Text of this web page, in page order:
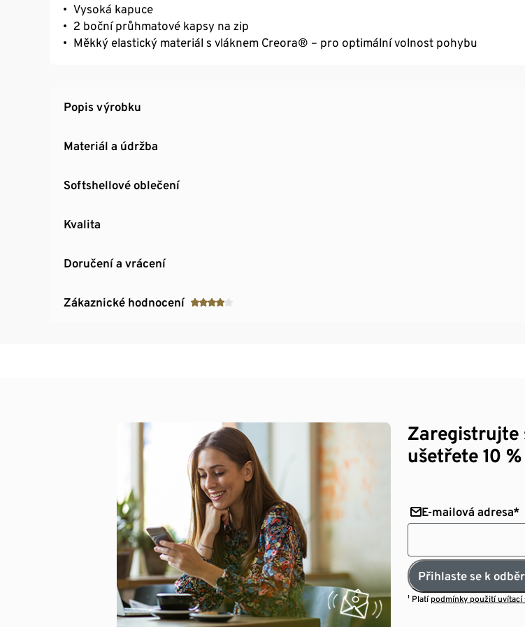
Vysoká kapuce
2 boční průhmatové kapsy na zip
Měkký elastický materiál s vláknem Creora® – pro optimální volnost pohybu
Popis výrobku
Materiál a údržba
Softshellové oblečení
Kvalita
Doručení a vrácení
Zákaznické hodnocení
Zaregistrujte
ušetřete 10
E-mailová adresa*
Přihlaste se k
¹ Platí podmínky použití uvítací